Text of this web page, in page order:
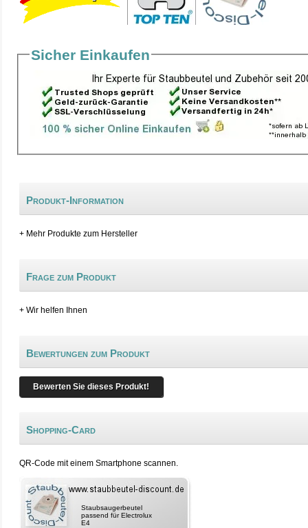
Sicher Einkaufen
Produkt-Information
+ Mehr Produkte zum Hersteller
Frage zum Produkt
+ Wir helfen Ihnen
Bewertungen zum Produkt
Bewerten Sie dieses Produkt!
Shopping-Card
QR-Code mit einem Smartphone scannen.
Staubsaugerbeutel
passend für Electrolux
E4